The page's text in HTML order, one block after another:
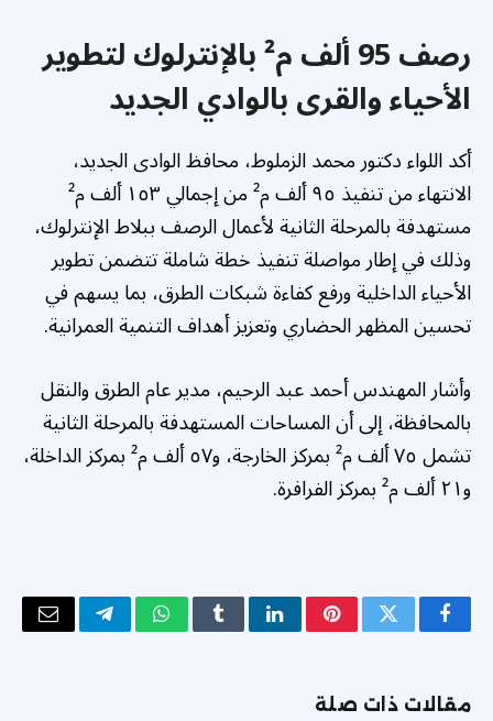
رصف 95 ألف م² بالإنترلوك لتطوير
الأحياء والقرى بالوادي الجديد
أكد اللواء دكتور محمد الزملوط، محافظ الوادى الجديد،
الانتهاء من تنفيذ ٩٥ ألف م² من إجمالي ١٥٣ ألف م²
مستهدفة بالمرحلة الثانية لأعمال الرصف ببلاط الإنترلوك،
وذلك في إطار مواصلة تنفيذ خطة شاملة تتضمن تطوير
الأحياء الداخلية ورفع كفاءة شبكات الطرق، بما يسهم في
تحسين المظهر الحضاري وتعزيز أهداف التنمية العمرانية.
وأشار المهندس أحمد عبد الرحيم، مدير عام الطرق والنقل
بالمحافظة، إلى أن المساحات المستهدفة بالمرحلة الثانية
تشمل ٧٥ ألف م² بمركز الخارجة، و٥٧ ألف م² بمركز الداخلة،
و٢١ ألف م² بمركز الفرافرة.
فيسبوكتويتر بينتيريستلينكدإنTumblrواتسابتيلقرامالبريد
مقالات ذات صلة